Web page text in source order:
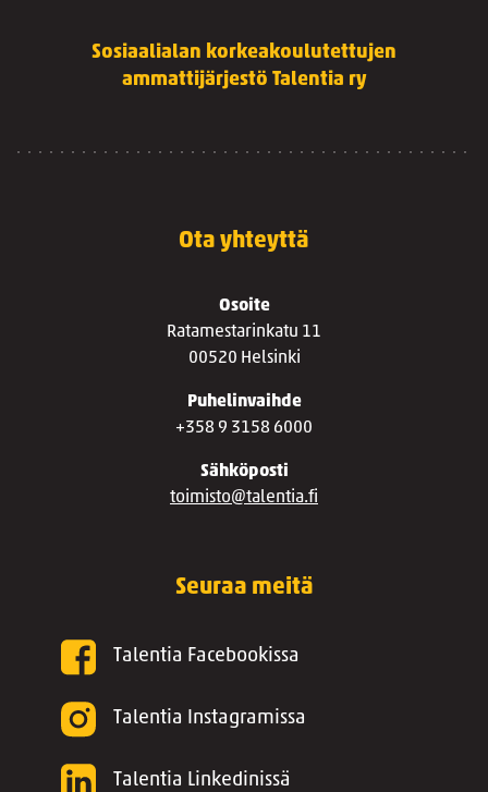
Sosiaalialan korkeakoulutettujen
ammattijärjestö Talentia ry
Ota yhteyttä
Osoite
Ratamestarinkatu 11
00520 Helsinki
Puhelinvaihde
+358 9 3158 6000
Sähköposti
toimisto@talentia.fi
Seuraa meitä
Talentia Facebookissa
Talentia Instagramissa
Talentia Linkedinissä